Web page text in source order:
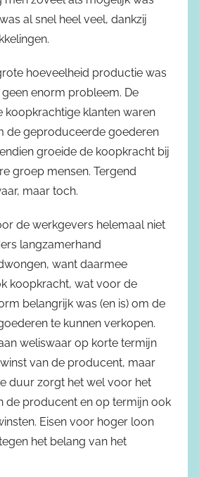
al snel heel veel, dankzij
hoeveelheid productie was
enorm probleem. De
koopkrachtige klanten waren
de geproduceerde goederen
groeide de koopkracht bij
groep mensen. Tergend
maar toch.
de werkgevers helemaal niet
langzamerhand
want daarmee
koopkracht, wat voor de
belangrijk was (en is) om de
te kunnen verkopen.
weliswaar op korte termijn
van de producent, maar
duur zorgt het wel voor het
de producent en op termijn ook
Eisen voor hoger loon
het belang van het